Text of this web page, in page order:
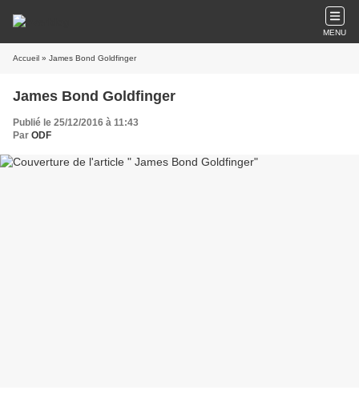
MENU
Accueil » James Bond Goldfinger
James Bond Goldfinger
Publié le 25/12/2016 à 11:43
Par ODF